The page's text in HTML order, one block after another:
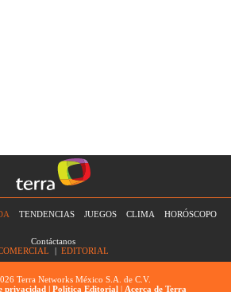
TENDENCIAS JUEGOS CLIMA HORÓSCOPO
Contáctanos
EDITORIAL
Terra Networks México S.A. de C.V.
privacidad | Política Editorial Acerca de Terra